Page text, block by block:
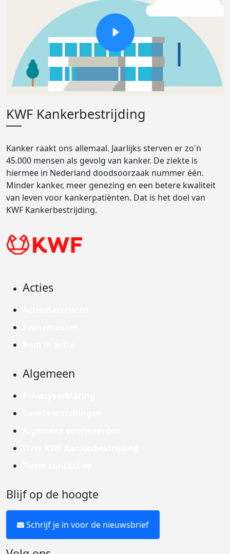
KWF Kankerbestrijding
Kanker raakt ons allemaal. Jaarlijks sterven er zo'n
45.000 mensen als gevolg van kanker. De ziekte is
hiermee in Nederland doodsoorzaak nummer één.
Minder kanker, meer genezing en een betere kwaliteit
van leven voor kankerpatiënten. Dat is het doel van
KWF Kankerbestrijding.
Acties
Algemeen
Blijf op de hoogte
Schrijf je in voor de nieuwsbrief